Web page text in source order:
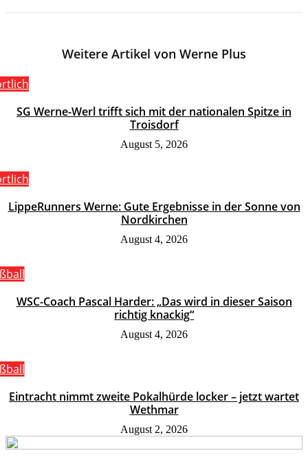
Weitere Artikel von Werne Plus
SG Werne-Werl trifft sich mit der nationalen Spitze in
Troisdorf
August 5, 2026
LippeRunners Werne: Gute Ergebnisse in der Sonne von
Nordkirchen
August 4, 2026
WSC-Coach Pascal Harder: „Das wird in dieser Saison
richtig knackig“
August 4, 2026
Eintracht nimmt zweite Pokalhürde locker – jetzt wartet
Wethmar
August 2, 2026